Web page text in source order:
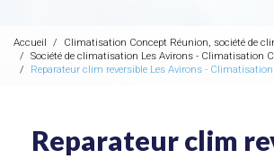
Accueil
Climatisation Concept Réunion, société de
Société de climatisation Les Avirons - Climatisation
Reparateur clim reversible Les Avirons -
Reparateur clim